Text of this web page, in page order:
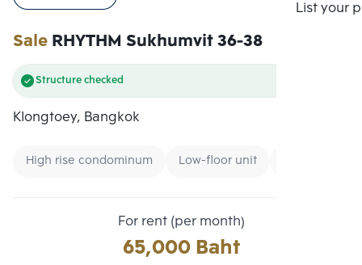
List your
SaleRHYTHM Sukhumvit 36-38
Structure checked
Klongtoey, Bangkok
High rise condominum Low-floor unit
For rent (per month)
65,000 Baht